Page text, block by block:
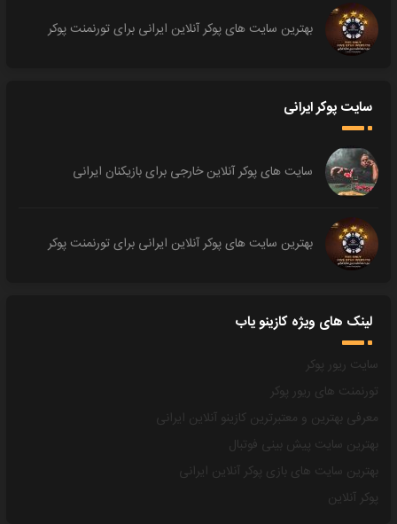
بهترین سایت های پوکر آنلاین ایرانی برای تورنمنت پوکر
سایت پوکر ایرانی
سایت های پوکر آنلاین خارجی برای بازیکنان ایرانی
بهترین سایت های پوکر آنلاین ایرانی برای تورنمنت پوکر
لینک های ویژه کازینو یاب
سایت ریور پوکر
تورنمنت های ریور پوکر
معرفی بهترین و معتبرترین کازینو آنلاین ایرانی
بهترین سایت پیش بینی فوتبال
بهترین سایت های بازی پوکر آنلاین ایرانی
پوکر آنلاین